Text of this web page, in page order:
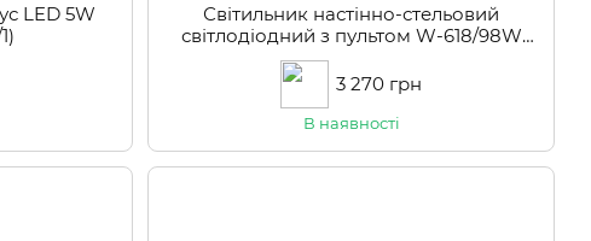
LED 5W
Світильник настінно-стельовий
світлодіодний з пультом W-618/98W
RM WW + CW + NW
3 270 грн
В наявності